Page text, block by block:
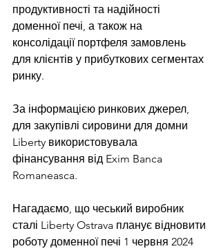
продуктивності та надійності
доменної печі, а також на
консолідації портфеля замовлень
для клієнтів у прибуткових сегментах
ринку.
За інформацією ринкових джерел,
для закупівлі сировини для домни
Liberty використовувала
фінансування від Exim Banca
Romaneasca.
Нагадаємо, що чеський виробник
сталі Liberty Ostrava планує відновити
роботу доменної печі 1 червня 2024